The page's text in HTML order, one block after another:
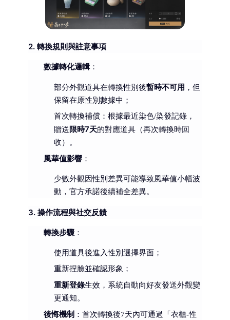
2. 轉換規則與註意事項
數據轉化邏輯：
部分外觀道具在轉換性別後暫時不可用 ，但
保留在原性別數據中；
首次轉換補償：根據最近染色/染發記錄，
贈送限時7天的對應道具（再次轉換時回
收）。
風華值影響：
少數外觀因性別差異可能導致風華值小幅波
動，官方承諾後續補全差異。
3. 操作流程與社交反饋
轉換步驟：
使用道具後進入性別選擇界面；
重新捏臉並確認形象；
重新登錄生效，系統自動向好友發送外觀變
更通知。
後悔機制 ：首次轉換後7天內可通過「衣櫃-性